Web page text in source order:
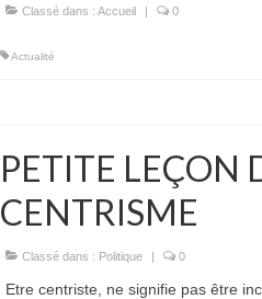
Classé dans : Accueil | 0
Actualité
PETITE LEÇON
CENTRISME
Classé dans : Politique | 0
Etre centriste, ne signifie pas être